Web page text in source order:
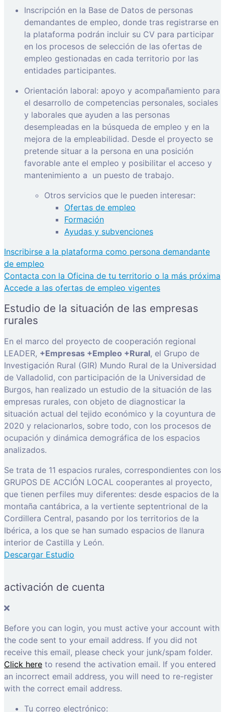
Inscripción en la Base de Datos de personas
demandantes de empleo, donde tras registrarse en
la plataforma podrán incluir su CV para participar
en los procesos de selección de las ofertas de
empleo gestionadas en cada territorio por las
entidades participantes.
Orientación laboral: apoyo y acompañamiento para
el desarrollo de competencias personales, sociales
y laborales que ayuden a las personas
desempleadas en la búsqueda de empleo y en la
mejora de la empleabilidad. Desde el proyecto se
pretende situar a la persona en una posición
favorable ante el empleo y posibilitar el acceso y
mantenimiento a un puesto de trabajo.
Otros servicios que le pueden interesar:
Ofertas de empleo
Formación
Ayudas y subvenciones
Inscribirse a la plataforma como persona demandante
de empleo
Contacta con la Oficina de tu territorio o la más próxima
Accede a las ofertas de empleo vigentes
Estudio de la situación de las empresas
rurales
En el marco del proyecto de cooperación regional
LEADER, +Empresas +Empleo +Rural, el Grupo de
Investigación Rural (GIR) Mundo Rural de la Universidad
de Valladolid, con participación de la Universidad de
Burgos, han realizado un estudio de la situación de las
empresas rurales, con objeto de diagnosticar la
situación actual del tejido económico y la coyuntura de
2020 y relacionarlos, sobre todo, con los procesos de
ocupación y dinámica demográfica de los espacios
analizados.
Se trata de 11 espacios rurales, correspondientes con los
GRUPOS DE ACCIÓN LOCAL cooperantes al proyecto,
que tienen perfiles muy diferentes: desde espacios de la
montaña cantábrica, a la vertiente septentrional de la
Cordillera Central, pasando por los territorios de la
Ibérica, a los que se han sumado espacios de llanura
interior de Castilla y León.
Descargar Estudio
activación de cuenta
Before you can login, you must active your account with
the code sent to your email address. If you did not
receive this email, please check your junk/spam folder.
Click here to resend the activation email. If you entered
an incorrect email address, you will need to re-register
with the correct email address.
Tu correo electrónico: